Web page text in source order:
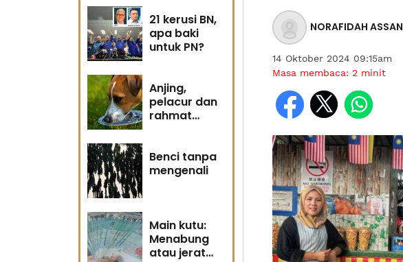
21 kerusi BN,
apa baki
untuk PN?
Anjing,
pelacur dan
rahmat
Benci tanpa
mengenali
Main kutu:
Menabung
atau jerat
NORAFIDAH ASSAN
14 Oktober 2024 09:15am
Masa membaca: 2 minit